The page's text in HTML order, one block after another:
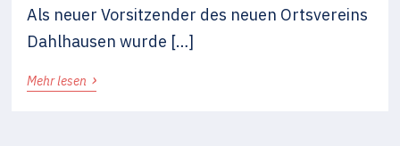
Als neuer Vorsitzender des neuen Ortsvereins
Dahlhausen wurde […]
Mehr lesen ›